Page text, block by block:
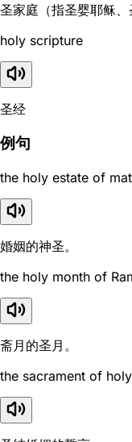
圣家庭（指圣婴耶稣、
holy scripture
圣经
例句
the holy estate of
婚姻的神圣。
the holy month of
斋月的圣月。
the sacrament of